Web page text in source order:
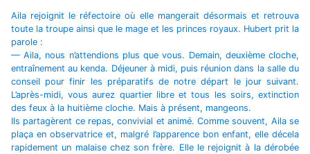
Aila rejoignit le réfectoire où elle mangerait désormais et retrouva
toute la troupe ainsi que le mage et les princes royaux. Hubert prit la
parole :
— Aila, nous n’attendions plus que vous. Demain, deuxième cloche,
entraînement au kenda. Déjeuner à midi, puis réunion dans la salle du
conseil pour finir les préparatifs de notre départ le jour suivant.
L’après-midi, vous aurez quartier libre et tous les soirs, extinction
des feux à la huitième cloche. Mais à présent, mangeons.
Ils partagèrent ce repas, convivial et animé. Comme souvent, Aila se
plaça en observatrice et, malgré l’apparence bon enfant, elle décela
rapidement un malaise chez son frère. Elle le rejoignit à la dérobée